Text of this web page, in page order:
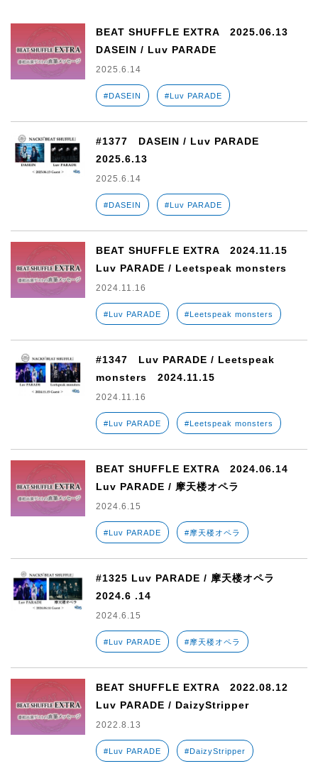
BEAT SHUFFLE EXTRA 2025.06.13
DASEIN / Luv PARADE
2025.6.14
#DASEIN #Luv PARADE
#1377 DASEIN / Luv PARADE
2025.6.13
2025.6.14
#DASEIN #Luv PARADE
BEAT SHUFFLE EXTRA 2024.11.15
Luv PARADE / Leetspeak monsters
2024.11.16
#Luv PARADE #Leetspeak monsters
#1347 Luv PARADE / Leetspeak
monsters 2024.11.15
2024.11.16
#Luv PARADE #Leetspeak monsters
BEAT SHUFFLE EXTRA 2024.06.14
Luv PARADE / 摩天楼オペラ
2024.6.15
#Luv PARADE #摩天楼オペラ
#1325 Luv PARADE / 摩天楼オペラ
2024.6 .14
2024.6.15
#Luv PARADE #摩天楼オペラ
BEAT SHUFFLE EXTRA 2022.08.12
Luv PARADE / DaizyStripper
2022.8.13
#Luv PARADE #DaizyStripper